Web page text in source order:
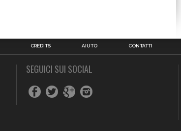
CREDITS AIUTO CONTATTI
SEGUICI SUI SOCIAL